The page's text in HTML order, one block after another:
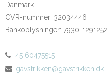
Danmark
CVR-nummer: 32034446
Bankoplysninger: 7930-1291252
+45 60475515
: gavstrikken@gavstrikken.dk